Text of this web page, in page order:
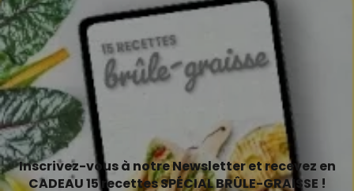
Inscrivez-vous à notre Newsletter et recevez en
CADEAU 15 recettes SPÉCIAL BRÛLE-GRAISSE !